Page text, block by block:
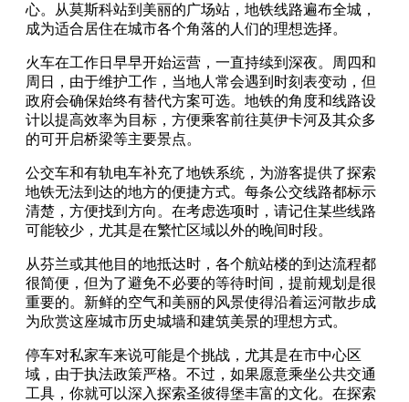
心。从莫斯科站到美丽的广场站，地铁线路遍布全城，
成为适合居住在城市各个角落的人们的理想选择。
火车在工作日早早开始运营，一直持续到深夜。周四和
周日，由于维护工作，当地人常会遇到时刻表变动，但
政府会确保始终有替代方案可选。地铁的角度和线路设
计以提高效率为目标，方便乘客前往莫伊卡河及其众多
的可开启桥梁等主要景点。
公交车和有轨电车补充了地铁系统，为游客提供了探索
地铁无法到达的地方的便捷方式。每条公交线路都标示
清楚，方便找到方向。在考虑选项时，请记住某些线路
可能较少，尤其是在繁忙区域以外的晚间时段。
从芬兰或其他目的地抵达时，各个航站楼的到达流程都
很简便，但为了避免不必要的等待时间，提前规划是很
重要的。新鲜的空气和美丽的风景使得沿着运河散步成
为欣赏这座城市历史城墙和建筑美景的理想方式。
停车对私家车来说可能是个挑战，尤其是在市中心区
域，由于执法政策严格。不过，如果愿意乘坐公共交通
工具，你就可以深入探索圣彼得堡丰富的文化。在探索